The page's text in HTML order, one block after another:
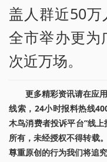
盖人群近50
全市举办更为
次近万场。
更多精彩资讯请在应
线索，24小时报料热线
木鸟消费者投诉平台”线
所有，未经授权不得转载
尊重原创的行为我们将追究